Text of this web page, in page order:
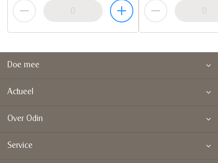
Doe mee
Actueel
Over Odin
Service